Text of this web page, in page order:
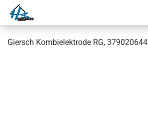
Giersch Kombielektrode RG, 379020644